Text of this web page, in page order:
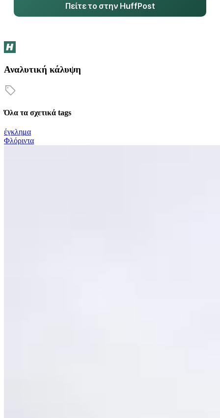
Πείτε το στην HuffPost
Αναλυτική κάλυψη
Όλα τα σχετικά tags
έγκλημα
Φλόριντα